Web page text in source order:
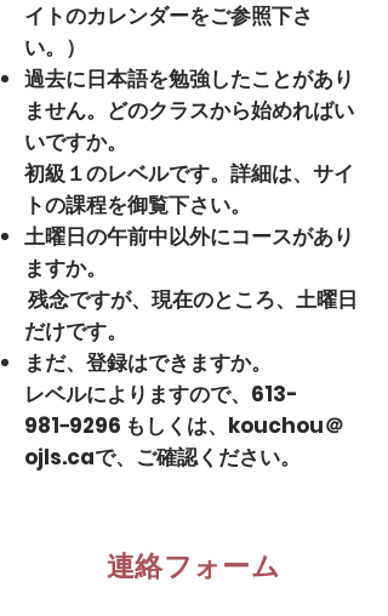
イトのカレンダーをご参照下さ
い。）
過去に日本語を勉強したことがあり
ません。どのクラスから始めればい
いですか。
初級１のレベルです。詳細は、サイ
トの課程を御覧下さい。
土曜日の午前中以外にコースがあり
ますか。
残念ですが、現在のところ、土曜日
だけです。
まだ、登録はできますか。
レベルによりますので、613-
981−9296 もしくは、kouchou＠
ojls.caで、ご確認ください。
連絡フォーム